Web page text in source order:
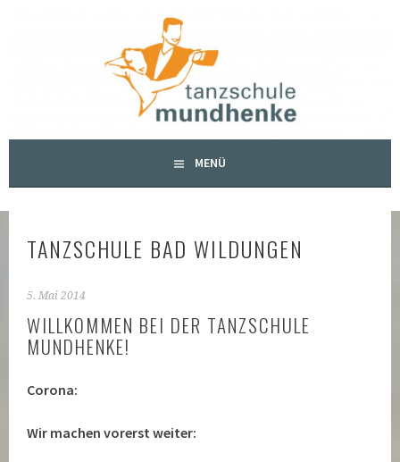
TANZSCHULE MUNDHENKE
MENÜ
TANZSCHULE BAD WILDUNGEN
5. Mai 2014
WILLKOMMEN BEI DER TANZSCHULE
MUNDHENKE!
Corona:
Wir machen vorerst weiter: